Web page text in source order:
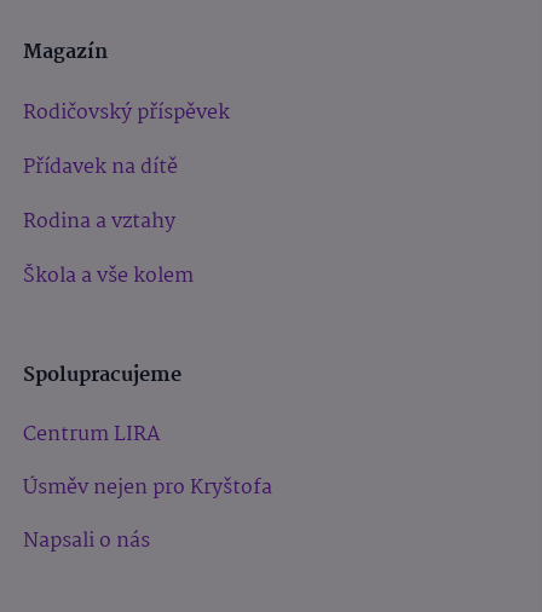
Magazín
Rodičovský příspěvek
Přídavek na dítě
Rodina a vztahy
Škola a vše kolem
Spolupracujeme
Centrum LIRA
Úsměv nejen pro Kryštofa
Napsali o nás